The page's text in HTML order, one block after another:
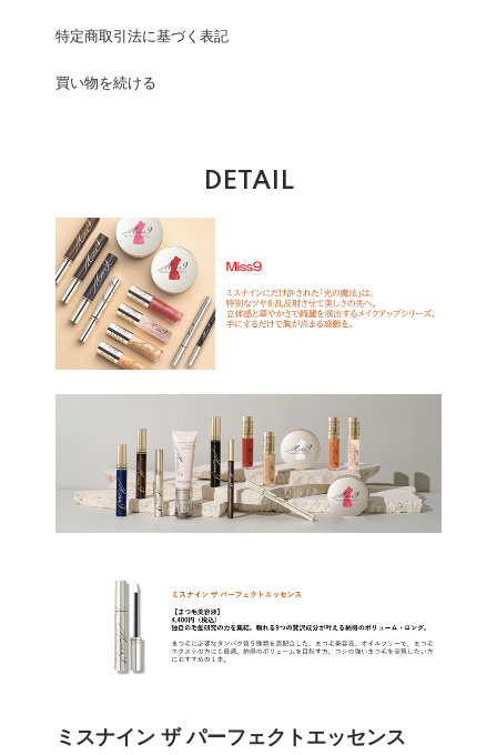
特定商取引法に基づく表記
買い物を続ける
DETAIL
ミスナイン ザ パーフェクトエッセンス